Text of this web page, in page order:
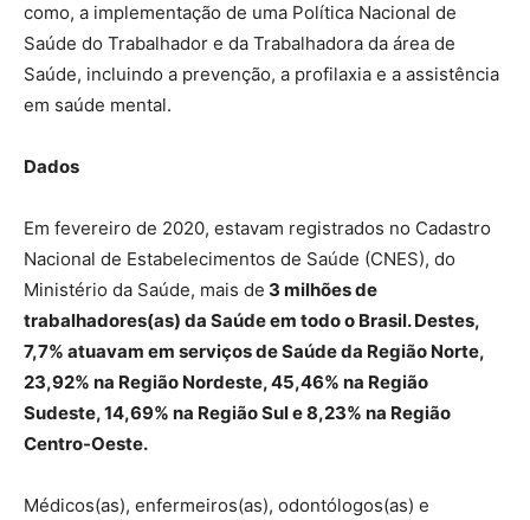
como, a implementação de uma Política Nacional de
Saúde do Trabalhador e da Trabalhadora da área de
Saúde, incluindo a prevenção, a profilaxia e a assistência
em saúde mental.
Dados
Em fevereiro de 2020, estavam registrados no Cadastro
Nacional de Estabelecimentos de Saúde (CNES), do
Ministério da Saúde, mais de 3 milhões de
trabalhadores(as) da Saúde em todo o Brasil. Destes,
7,7% atuavam em serviços de Saúde da Região Norte,
23,92% na Região Nordeste, 45,46% na Região
Sudeste, 14,69% na Região Sul e 8,23% na Região
Centro-Oeste.
Médicos(as), enfermeiros(as), odontólogos(as) e